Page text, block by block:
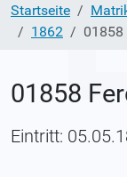
Startseite
1862
01858
01858
Eintritt: